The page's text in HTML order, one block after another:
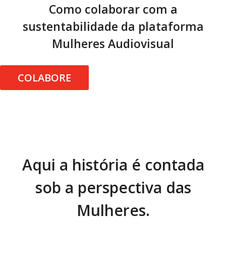
Como colaborar com a
sustentabilidade da plataforma
Mulheres Audiovisual
COLABORE
Aqui a história é contada
sob a perspectiva das
Mulheres.